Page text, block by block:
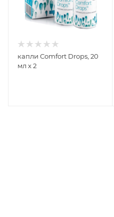
капли Comfort Drops, 20
мл х 2